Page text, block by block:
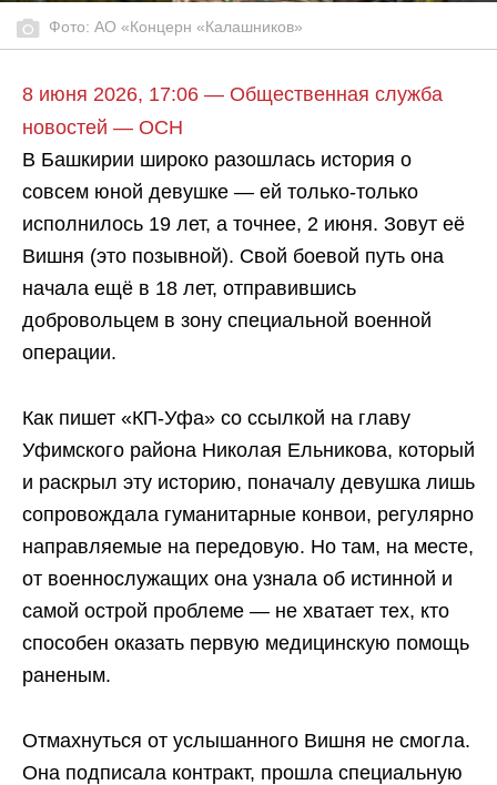
Фото: АО «Концерн «Калашников»
8 июня 2026, 17:06 — Общественная служба
новостей — ОСН
В Башкирии широко разошлась история о
совсем юной девушке — ей только-только
исполнилось 19 лет, а точнее, 2 июня. Зовут её
Вишня (это позывной). Свой боевой путь она
начала ещё в 18 лет, отправившись
добровольцем в зону специальной военной
операции.
Как пишет «КП-Уфа» со ссылкой на главу
Уфимского района Николая Ельникова, который
и раскрыл эту историю, поначалу девушка лишь
сопровождала гуманитарные конвои, регулярно
направляемые на передовую. Но там, на месте,
от военнослужащих она узнала об истинной и
самой острой проблеме — не хватает тех, кто
способен оказать первую медицинскую помощь
раненым.
Отмахнуться от услышанного Вишня не смогла.
Она подписала контракт, прошла специальную